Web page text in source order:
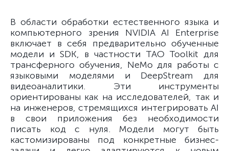
В области обработки естественного языка и
компьютерного зрения NVIDIA AI Enterprise
включает в себя предварительно обученные
модели и SDK, в частности TAO Toolkit для
трансферного обучения, NeMo для работы с
языковыми моделями и DeepStream для
видеоаналитики. Эти инструменты
ориентированы как на исследователей, так и
на инженеров, стремящихся интегрировать AI
в свои приложения без необходимости
писать код с нуля. Модели могут быть
кастомизированы под конкретные бизнес-